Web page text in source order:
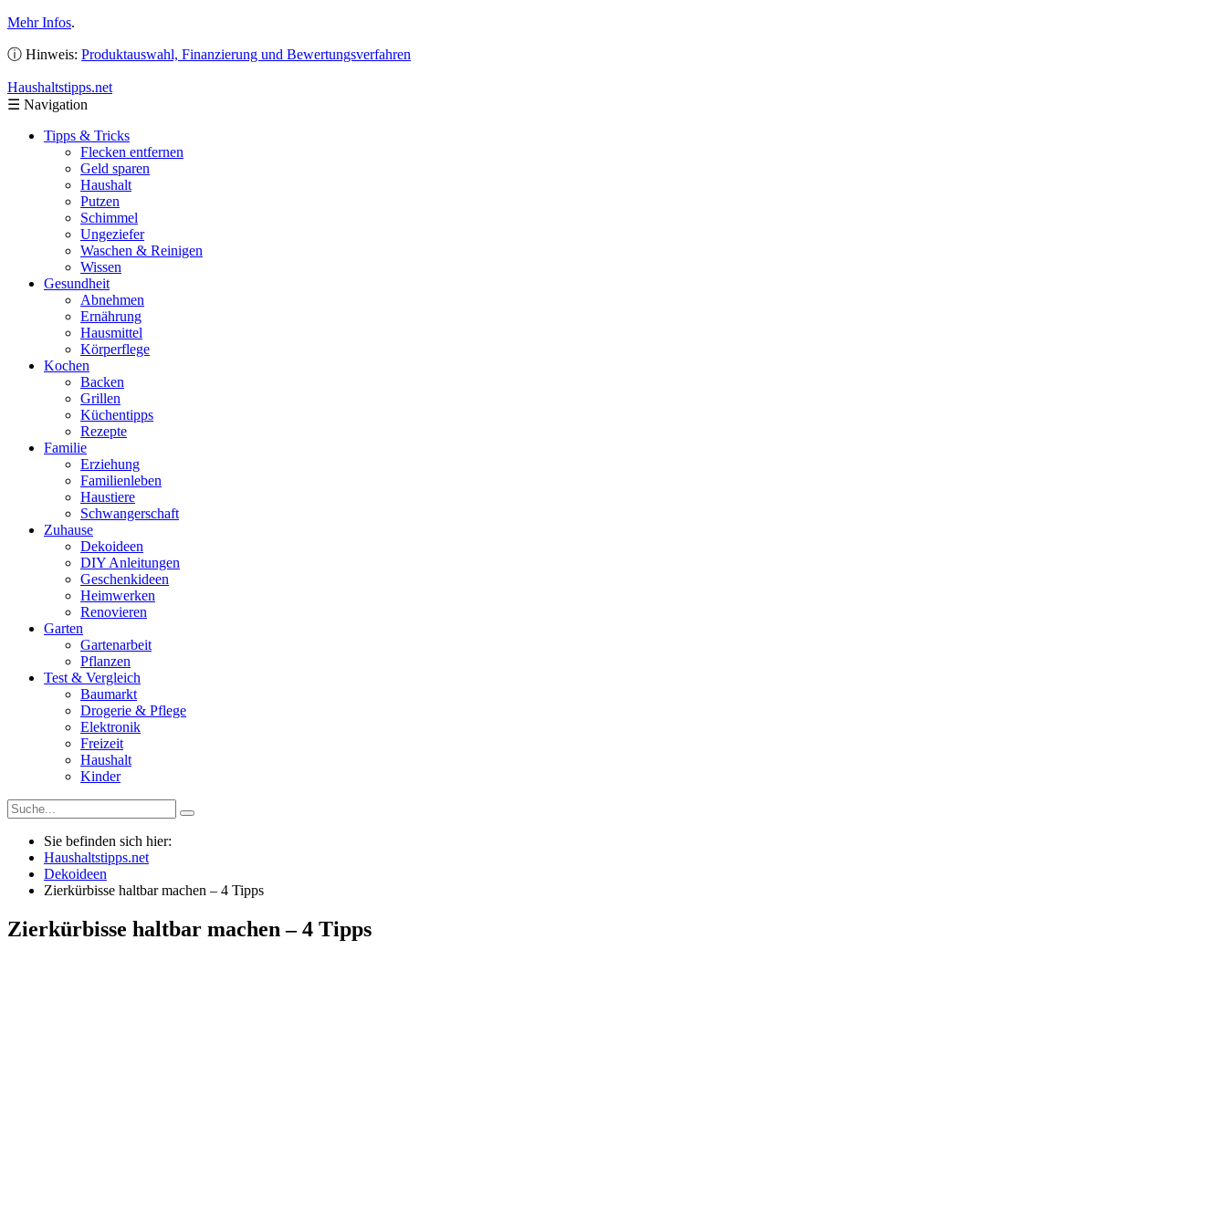
Mehr Infos.
ⓘ Hinweis: Produktauswahl, Finanzierung und Bewertungsverfahren
Haushaltstipps.net
☰ Navigation
Tipps & Tricks
Flecken entfernen
Geld sparen
Haushalt
Putzen
Schimmel
Ungeziefer
Waschen & Reinigen
Wissen
Gesundheit
Abnehmen
Ernährung
Hausmittel
Körperflege
Kochen
Backen
Grillen
Küchentipps
Rezepte
Familie
Erziehung
Familienleben
Haustiere
Schwangerschaft
Zuhause
Dekoideen
DIY Anleitungen
Geschenkideen
Heimwerken
Renovieren
Garten
Gartenarbeit
Pflanzen
Test & Vergleich
Baumarkt
Drogerie & Pflege
Elektronik
Freizeit
Haushalt
Kinder
Sie befinden sich hier:
Haushaltstipps.net
Dekoideen
Zierkürbisse haltbar machen – 4 Tipps
Zierkürbisse haltbar machen – 4 Tipps